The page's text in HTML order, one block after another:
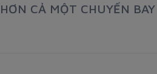
HƠN CẢ MỘT CHUYẾN BAY